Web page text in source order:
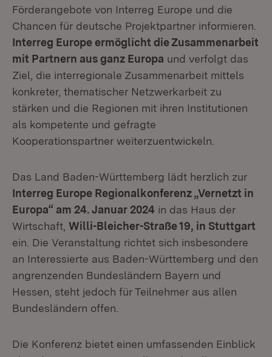
Förderangebote von Interreg Europe und die
Chancen für deutsche Projektpartner informieren.
Interreg Europe ermöglicht die Zusammenarbeit
mit Partnern aus ganz Europa und verfolgt das
Ziel, die interregionale Zusammenarbeit mittels
konkreter, thematischer Netzwerkarbeit zu
stärken und die Regionen mit ihren Institutionen
als kompetente und gefragte
Kooperationspartner weiterzuentwickeln.
Das Land Baden-Württemberg lädt herzlich zur
Interreg Europe Regionalkonferenz „Vernetzt in
Europa“ am 24. Januar 2024 in das Haus der
Wirtschaft, Willi-Bleicher-Straße 19, in Stuttgart
ein. Die Veranstaltung richtet sich insbesondere
an Interessierte aus Baden-Württemberg und den
angrenzenden Bundesländern Bayern und
Hessen, steht jedoch für Teilnehmer aus allen
Bundesländern offen.
Die Konferenz bietet einen umfassenden Einblick